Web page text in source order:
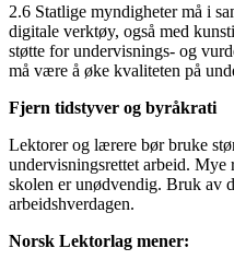
2.6 Statlige myndigheter må i
digitale verktøy, også med
støtte for undervisnings- og
må være å øke kvaliteten på
Fjern tidstyver og byråkrati
Lektorer og lærere bør bruke
undervisningsrettet arbeid.
skolen er unødvendig. Bruk av
arbeidshverdagen.
Norsk Lektorlag mener: